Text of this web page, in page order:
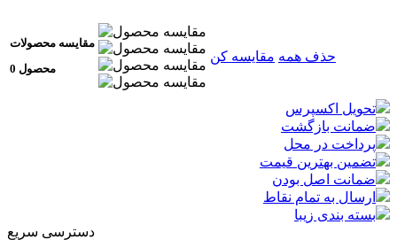
مقایسه محصولات
0 محصول
حذف همه مقایسه کن
تحویل اکسپرس
ضمانت بازگشت
پرداخت در محل
تضمین بهترین قیمت
ضمانت اصل بودن
ارسال به تمام نقاط
بسته بندی زیبا
دسترسی سریع